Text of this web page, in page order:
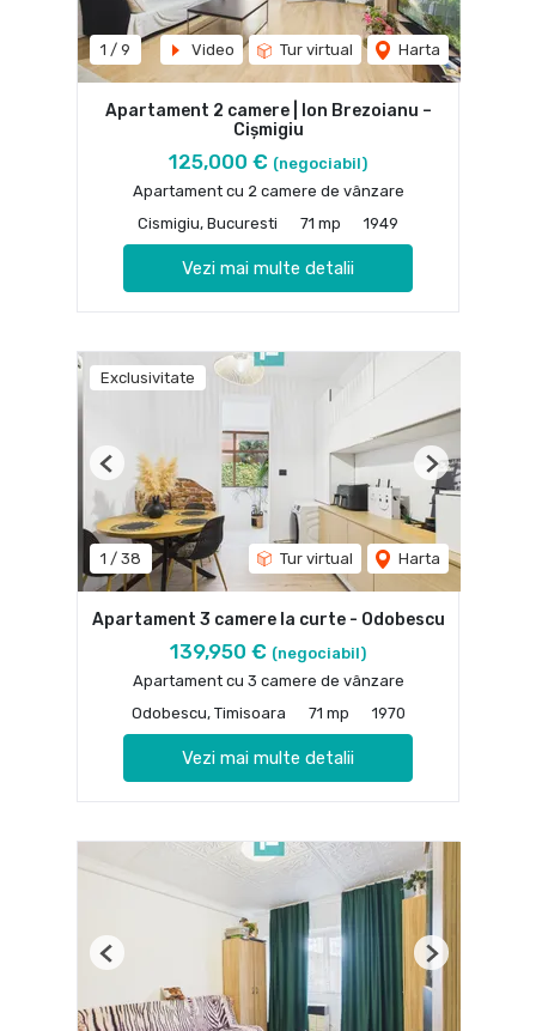
1 / 9 Video Tur virtual Harta
Apartament 2 camere | Ion Brezoianu –
Cișmigiu
125,000 € (negociabil)
Apartament cu 2 camere de vânzare
Cismigiu, Bucuresti
71 mp 1949
Vezi mai multe detalii
Exclusivitate
1 / 38 Tur virtual Harta
Previous Next
Apartament 3 camere la curte - Odobescu
139,950 € (negociabil)
Apartament cu 3 camere de vânzare
Odobescu, Timisoara
71 mp 1970
Vezi mai multe detalii
Previous Next